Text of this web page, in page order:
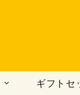
ギフトセ